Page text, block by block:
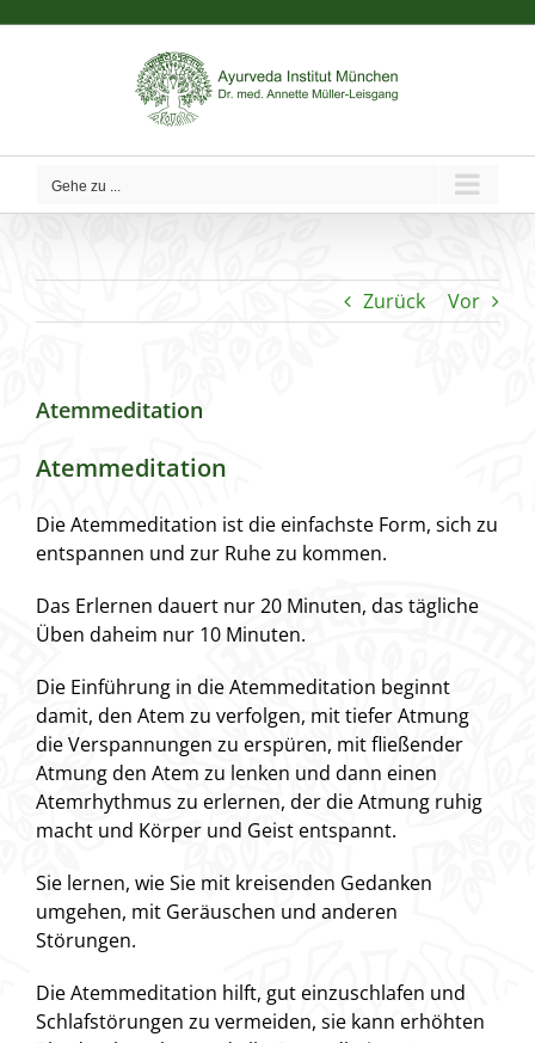
Gehe zu ...
Zurück Vor
Atemmeditation
Atemmeditation
Die Atemmeditation ist die einfachste Form, sich zu
entspannen und zur Ruhe zu kommen.
Das Erlernen dauert nur 20 Minuten, das tägliche
Üben daheim nur 10 Minuten.
Die Einführung in die Atemmeditation beginnt
damit, den Atem zu verfolgen, mit tiefer Atmung
die Verspannungen zu erspüren, mit fließender
Atmung den Atem zu lenken und dann einen
Atemrhythmus zu erlernen, der die Atmung ruhig
macht und Körper und Geist entspannt.
Sie lernen, wie Sie mit kreisenden Gedanken
umgehen, mit Geräuschen und anderen
Störungen.
Die Atemmeditation hilft, gut einzuschlafen und
Schlafstörungen zu vermeiden, sie kann erhöhten